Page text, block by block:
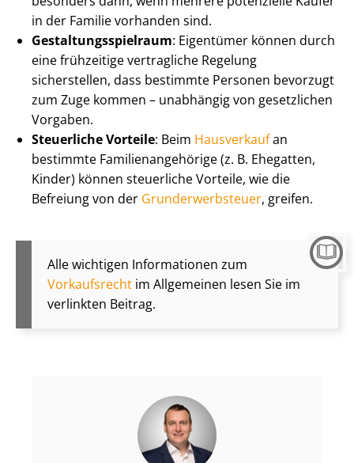
in der Familie vorhanden sind.
Ge­stal­tungs­spiel­raum: Eigentümer können durch
eine frühzeitige vertragliche Regelung
sicherstellen, dass bestimmte Personen bevorzugt
zum Zuge kommen – unabhängig von gesetzlichen
Vorgaben.
Steuerliche Vorteile: Beim Hausverkaufan
bestimmte Fa­mi­li­en­an­ge­hö­ri­ge (z. B. Ehegatten,
Kinder) können steuerliche Vorteile, wie die
Befreiung von der Grund­er­werb­steu­er, greifen.
Alle wichtigen Informationen zum
Vorkaufsrecht im Allgemeinen lesen Sie im
verlinkten Beitrag.